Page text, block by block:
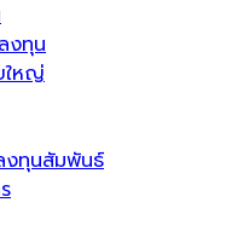
งทุน
ใหญ่
งทุนสัมพันธ์